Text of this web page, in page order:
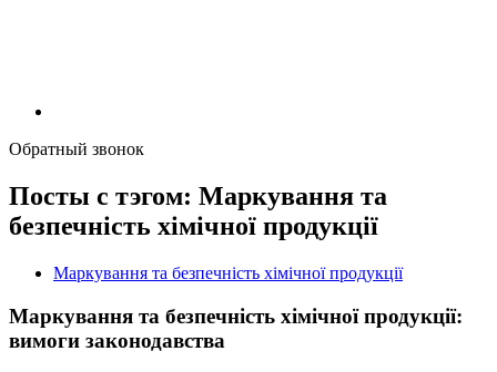
Обратный звонок
Посты с тэгом: Маркування та
безпечність хімічної продукції
Маркування та безпечність хімічної продукції
Маркування та безпечність хімічної продукції:
вимоги законодавства